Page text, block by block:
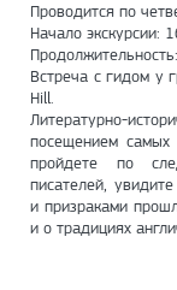
Проводится по
Начало экскурсии:
Встреча с гидом у
Hill.
Литературно-
посещением самых
пройдете по
писателей,
и призраками
и о традициях